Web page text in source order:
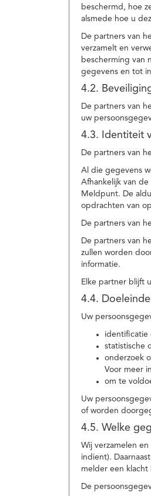
beschermd, hoe
alsmede hoe u
De partners van
verzamelt en
bescherming van
gegevens en tot
4.2.
De partners van
uw
4.3. Identiteit
De partners van
Al die gegevens
Afhankelijk van
Meldpunt. De
opdrachten van
De partners van
De partners van
zullen worden
informatie.
Elke partner blijft
4.4.
Uw
identificatie
statistische
onderzoek
Voor meer
om te
Uw
of worden
4.5. Welke
Wij verzamelen
indient).
melder een
De